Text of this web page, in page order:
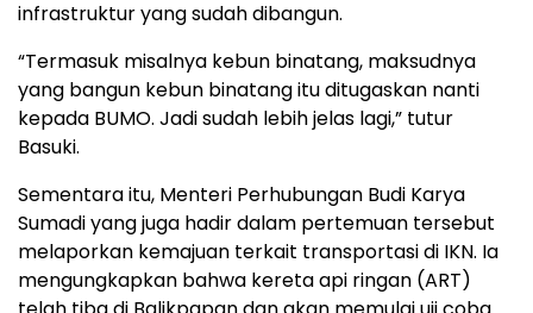
infrastruktur yang sudah dibangun.
“Termasuk misalnya kebun binatang, maksudnya
yang bangun kebun binatang itu ditugaskan nanti
kepada BUMO. Jadi sudah lebih jelas lagi,” tutur
Basuki.
Sementara itu, Menteri Perhubungan Budi Karya
Sumadi yang juga hadir dalam pertemuan tersebut
melaporkan kemajuan terkait transportasi di IKN. Ia
mengungkapkan bahwa kereta api ringan (ART)